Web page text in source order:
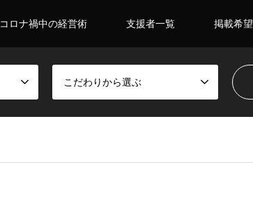
コロナ禍中の経営術 支援者一覧 掲載希望
こだわりから選ぶ